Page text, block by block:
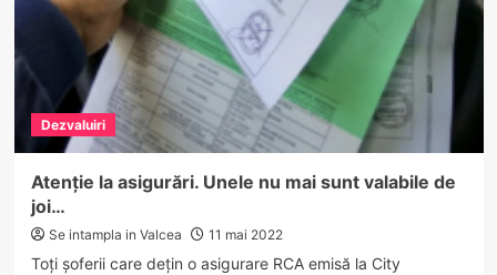
Dezvaluiri
Atenție la asigurări. Unele nu mai sunt valabile de
joi…
Se intampla in Valcea 11 mai 2022
Toți șoferii care dețin o asigurare RCA emisă la City